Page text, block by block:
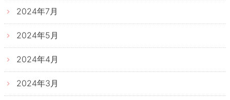
2024年7月
2024年5月
2024年4月
2024年3月